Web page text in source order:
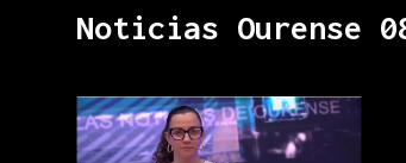
Noticias Ourense